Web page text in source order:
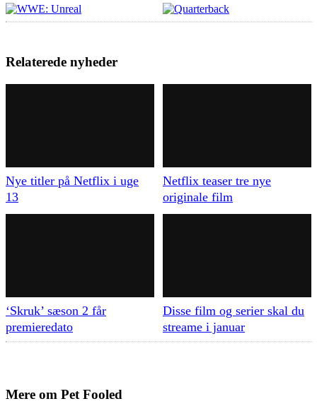
Relaterede nyheder
Nye titler på Netflix i uge
13
Netflix teaser tre nye
originale film
‘Skruk’ sæson 2 får
premieredato
Disse film og serier skal du
streame i januar
Mere om Pet Fooled